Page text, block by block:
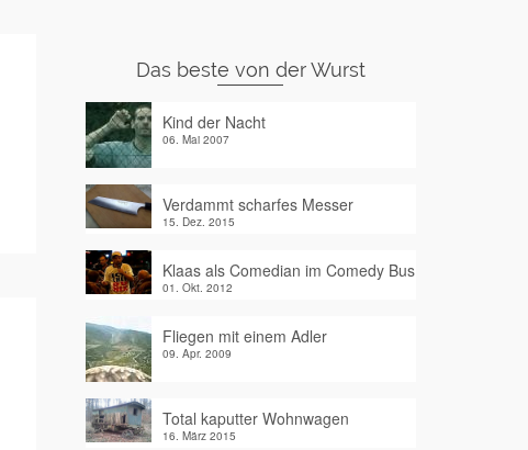
Das beste von der Wurst
Kind der Nacht
06. Mai 2007
Verdammt scharfes Messer
15. Dez. 2015
Klaas als Comedian im Comedy Bus
01. Okt. 2012
Fliegen mit einem Adler
09. Apr. 2009
Total kaputter Wohnwagen
16. März 2015